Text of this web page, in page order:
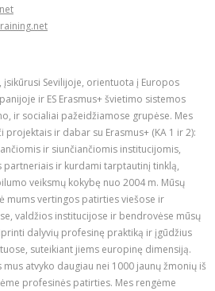
Sevilijoje, orientuota į Europos
ir ES Erasmus+ švietimo sistemos
ir socialiai pažeidžiamose grupėse. Mes
ir dabar su Erasmus+ (KA 1 ir 2):
ir siunčiančiomis institucijomis,
ir kurdami tarptautinį tinklą,
veiksmų kokybę nuo 2004 m. Mūsų
mums vertingos patirties viešose ir
valdžios institucijose ir bendrovėse mūsų
dalyvių profesinę praktiką ir įgūdžius
suteikiant jiems europinę dimensiją.
atvyko daugiau nei 1000 jaunų žmonių iš
profesinės patirties. Mes rengėme